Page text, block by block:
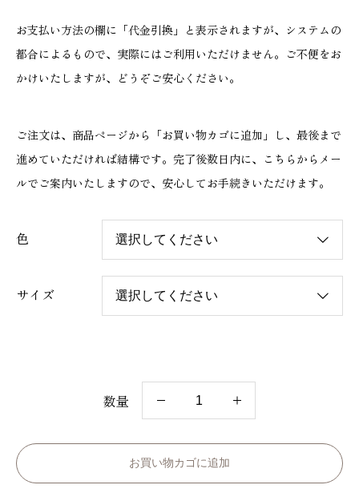
お支払い方法の欄に「代金引換」と表示されますが、システムの
都合によるもので、実際にはご利用いただけません。ご不便をお
かけいたしますが、どうぞご安心ください。
ご注文は、商品ページから「お買い物カゴに追加」し、最後まで
進めていただければ結構です。完了後数日内に、こちらからメー
ルでご案内いたしますので、安心してお手続きいただけます。
色
サイズ
数量
表
お買い物カゴに追加